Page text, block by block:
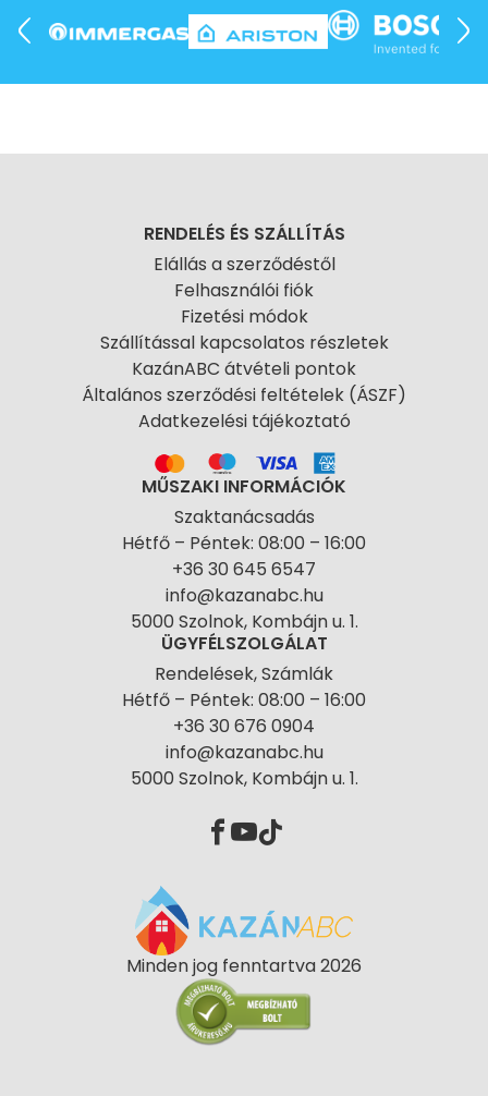
RENDELÉS ÉS SZÁLLÍTÁS
Elállás a szerződéstől
Felhasználói fiók
Fizetési módok
Szállítással kapcsolatos részletek
KazánABC átvételi pontok
Általános szerződési feltételek (ÁSZF)
Adatkezelési tájékoztató
MŰSZAKI INFORMÁCIÓK
Szaktanácsadás
Hétfő – Péntek: 08:00 – 16:00
+36 30 645 6547
info@kazanabc.hu
5000 Szolnok, Kombájn u. 1.
ÜGYFÉLSZOLGÁLAT
Rendelések, Számlák
Hétfő – Péntek: 08:00 – 16:00
+36 30 676 0904
info@kazanabc.hu
5000 Szolnok, Kombájn u. 1.
Minden jog fenntartva 2026